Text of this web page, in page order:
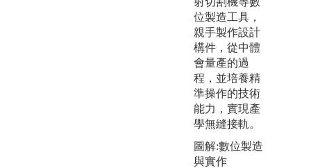
位製造工具，
親手製作設計
構件，從中體
會量產的過
程，並培養精
準操作的技術
能力，實現產
學無縫接軌。
圖解:數位製造
與實作